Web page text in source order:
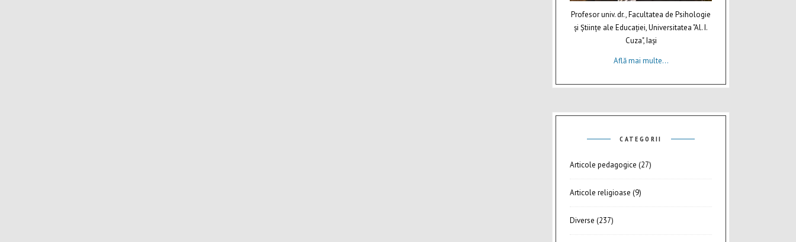
Profesor univ. dr., Facultatea de Psihologie
şi Ştiinţe ale Educaţiei, Universitatea "Al. I.
Cuza", Iaşi
Află mai multe...
CATEGORII
Articole pedagogice (27)
Articole religioase (9)
Diverse (237)